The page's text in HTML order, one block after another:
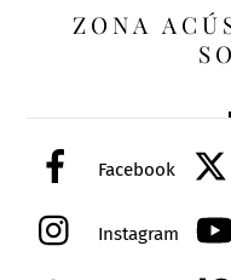
ZONA
Facebook
Instagram